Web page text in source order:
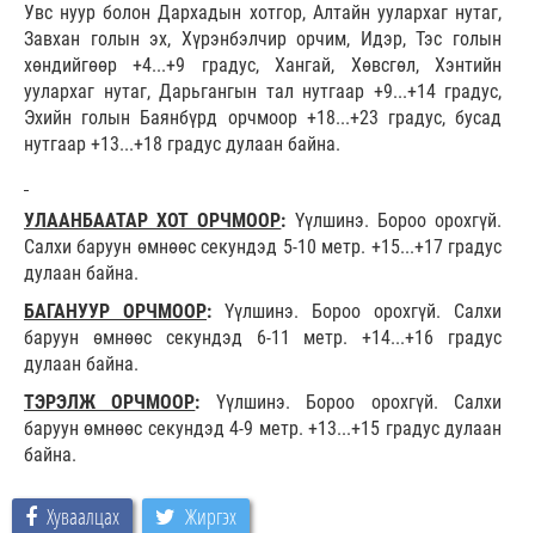
Увс нуур болон Дархадын хотгор, Алтайн уулархаг нутаг,
Завхан голын эх, Хүрэнбэлчир орчим, Идэр, Тэс голын
хөндийгөөр +4...+9 градус, Хангай, Хөвсгөл, Хэнтийн
уулархаг нутаг, Дарьгангын тал нутгаар +9...+14 градус,
Эхийн голын Баянбүрд орчмоор +18...+23 градус, бусад
нутгаар +13...+18 градус дулаан байна.
УЛААНБААТАР ХОТ ОРЧМООР: Үүлшинэ. Бороо орохгүй.
Салхи баруун өмнөөс секундэд 5-10 метр. +15...+17 градус
дулаан байна.
БАГАНУУР ОРЧМООР: Үүлшинэ. Бороо орохгүй. Салхи
баруун өмнөөс секундэд 6-11 метр. +14...+16 градус
дулаан байна.
ТЭРЭЛЖ ОРЧМООР: Үүлшинэ. Бороо орохгүй. Салхи
баруун өмнөөс секундэд 4-9 метр. +13...+15 градус дулаан
байна.
Хуваалцах Жиргэх